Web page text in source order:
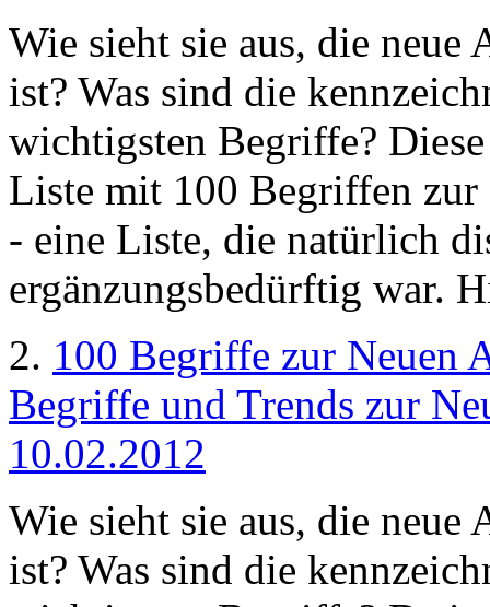
Wie sieht sie aus, die neue
ist? Was sind die
wichtigsten Begriffe?
Liste mit 100 Begriffen zur
- eine Liste, die natürlich
ergänzungsbedürftig war.
2. 100 Begriffe zur Neuen
Begriffe und Trends zur
10.02.2012
Wie sieht sie aus, die neue
ist? Was sind die